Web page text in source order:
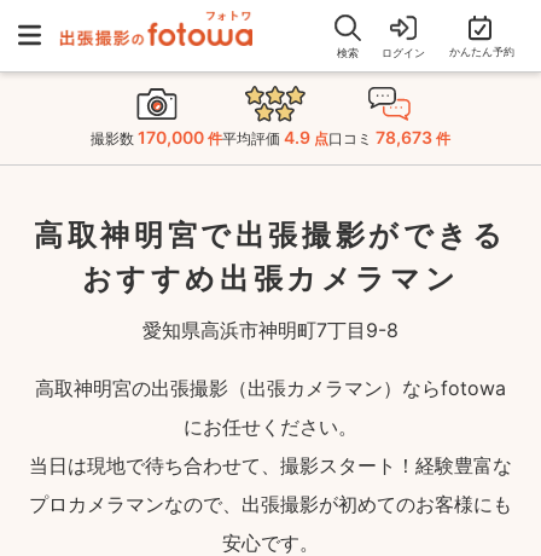
検索 ログイン かんたん予約
撮影数 170,000 件平均評価 4.9 点口コミ 78,673 件
高取神明宮で出張撮影ができる
おすすめ出張カメラマン
愛知県高浜市神明町7丁目9-8
高取神明宮の出張撮影（出張カメラマン）ならfotowa
にお任せください。
当日は現地で待ち合わせて、撮影スタート！経験豊富な
プロカメラマンなので、出張撮影が初めてのお客様にも
安心です。